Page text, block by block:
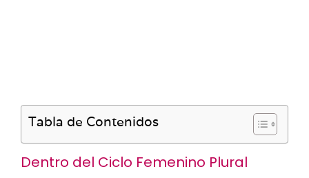
Tabla de Contenidos
Dentro del Ciclo Femenino Plural